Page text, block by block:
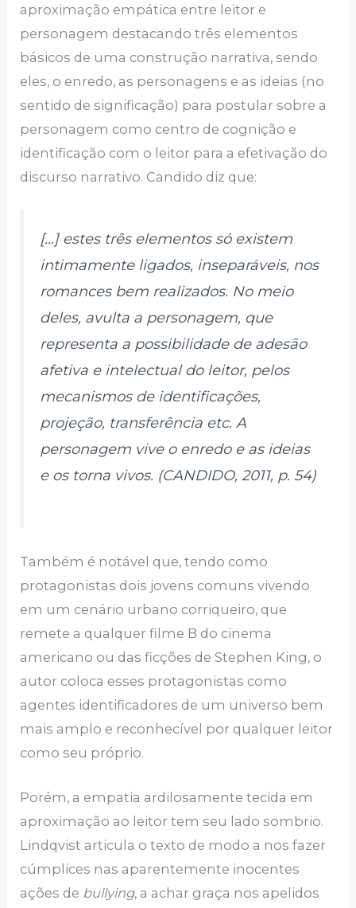
aproximação empática entre leitor e
personagem destacando três elementos
básicos de uma construção narrativa, sendo
eles, o enredo, as personagens e as ideias (no
sentido de significação) para postular sobre a
personagem como centro de cognição e
identificação com o leitor para a efetivação do
discurso narrativo. Candido diz que:
[…] estes três elementos só existem
intimamente ligados, inseparáveis, nos
romances bem realizados. No meio
deles, avulta a personagem, que
representa a possibilidade de adesão
afetiva e intelectual do leitor, pelos
mecanismos de identificações,
projeção, transferência etc. A
personagem vive o enredo e as ideias
e os torna vivos. (CANDIDO, 2011, p. 54)
Também é notável que, tendo como
protagonistas dois jovens comuns vivendo
em um cenário urbano corriqueiro, que
remete a qualquer filme B do cinema
americano ou das ficções de Stephen King, o
autor coloca esses protagonistas como
agentes identificadores de um universo bem
mais amplo e reconhecível por qualquer leitor
como seu próprio.
Porém, a empatia ardilosamente tecida em
aproximação ao leitor tem seu lado sombrio.
Lindqvist articula o texto de modo a nos fazer
cúmplices nas aparentemente inocentes
ações de bullying, a achar graça nos apelidos